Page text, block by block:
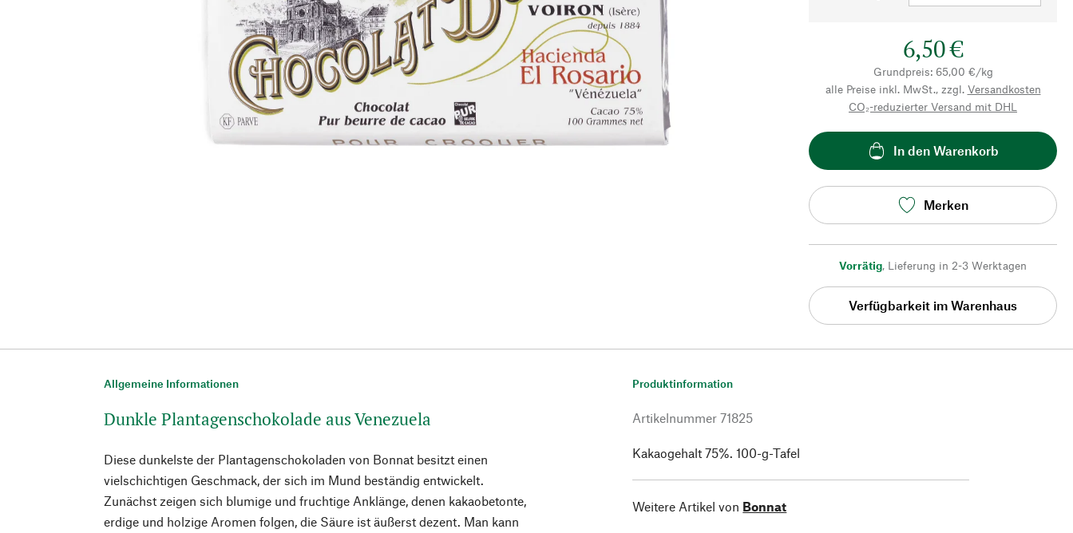
6,50 €
Grundpreis: 65,00 €/kg
alle Preise inkl. MwSt., zzgl. Versandkosten
CO₂-reduzierter Versand mit DHL
In den Warenkorb
Merken
Vorrätig, Lieferung in 2-3 Werktagen
Verfügbarkeit im Warenhaus
Allgemeine Informationen
Dunkle Plantagenschokolade aus Venezuela
Diese dunkelste der Plantagenschokoladen von Bonnat besitzt einen
vielschichtigen Geschmack, der sich im Mund beständig entwickelt.
Zunächst zeigen sich blumige und fruchtige Anklänge, denen kakaobetonte,
erdige und holzige Aromen folgen, die Säure ist äußerst dezent. Man kann
Produktinformation
Artikelnummer 71825
Kakaogehalt 75%. 100-g-Tafel
Weitere Artikel von Bonnat